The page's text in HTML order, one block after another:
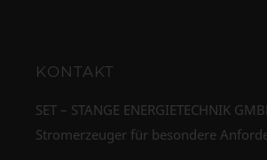
KONTAKT
SET – STANGE ENERGIETECHNIK
Stromerzeuger für besondere